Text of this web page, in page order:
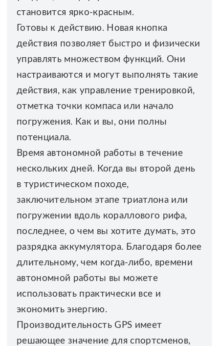
становится ярко-красным.
Готовы к действию. Новая кнопка
действия позволяет быстро и физически
управлять множеством функций. Они
настраиваются и могут выполнять такие
действия, как управление тренировкой,
отметка точки компаса или начало
погружения. Как и вы, они полны
потенциала.
Время автономной работы в течение
нескольких дней. Когда вы второй день
в туристическом походе,
заключительном этапе триатлона или
погружении вдоль кораллового рифа,
последнее, о чем вы хотите думать, это
разрядка аккумулятора. Благодаря более
длительному, чем когда-либо, времени
автономной работы вы можете
использовать практически все и
экономить энергию.
Производительность GPS имеет
решающее значение для спортсменов,